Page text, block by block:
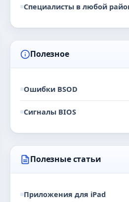
Специалисты в любой
Полезное
Ошибки BSOD
Сигналы BIOS
Полезные статьи
Приложения для iPad